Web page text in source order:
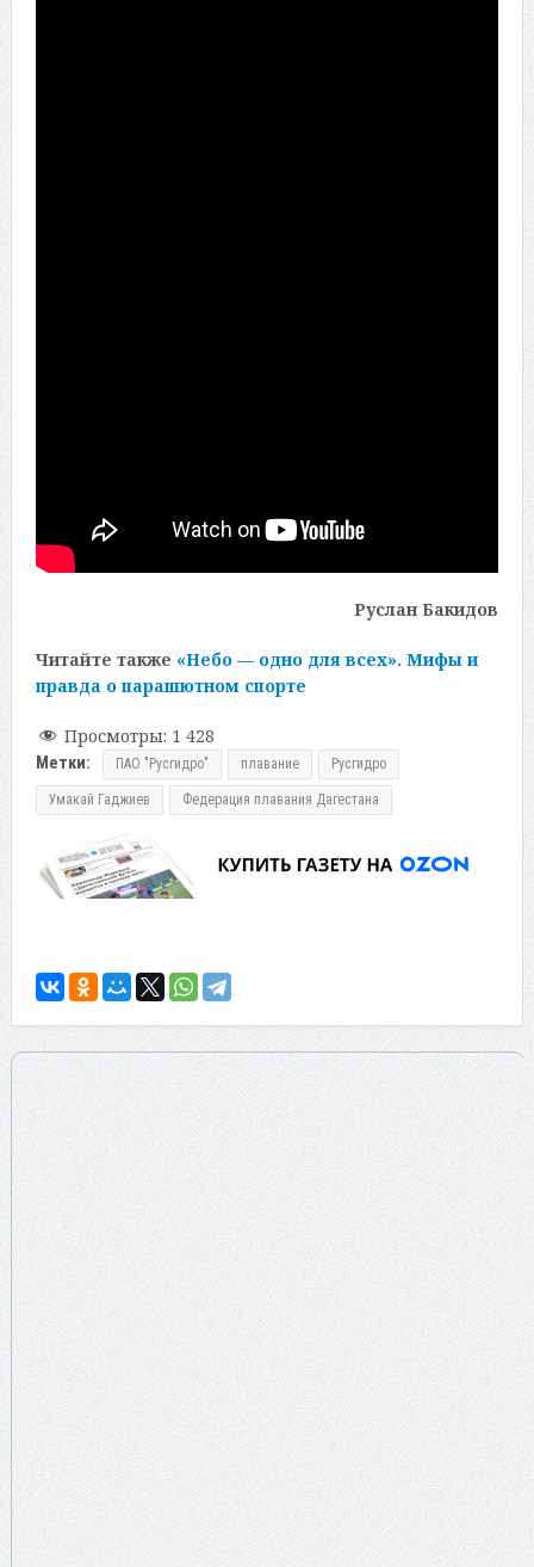
Руслан Бакидов
Читайте также «Небо — одно для всех». Мифы и
правда о парашютном спорте
Просмотры: 1 428
Метки: ПАО "Русгидро" плавание Русгидро
Умакай Гаджиев Федерация плавания Дагестана